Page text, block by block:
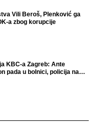
Vili Beroš, Plenković ga
a zbog korupcije
KBC-a Zagreb: Ante
pada u bolnici, policija na